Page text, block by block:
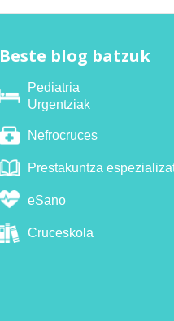
Beste blog batzuk
Pediatria
Urgentziak
Nefrocruces
Prestakuntza
eSano
Cruceskola